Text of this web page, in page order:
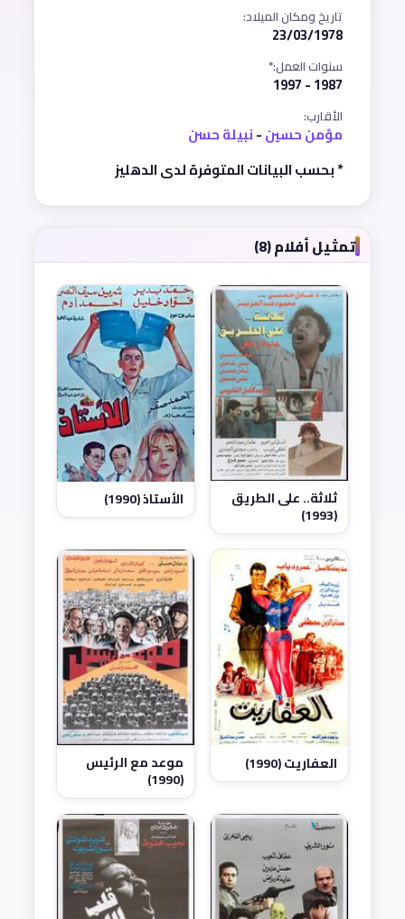
تاريخ ومكان الميلاد:
23/03/1978
سنوات العمل:*
1987 - 1997
الأقارب:
مؤمن حسين-نبيلة حسن
* بحسب البيانات المتوفرة لدى الدهليز
تمثيل أفلام (8)
ثلاثة.. على الطريق
(1993)
الأستاذ (1990)
العفاريت (1990) موعد مع الرئيس
(1990)